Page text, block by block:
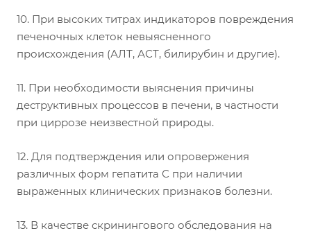
10. При высоких титрах индикаторов повреждения
печеночных клеток невыясненного
происхождения (АЛТ, АСТ, билирубин и другие).
11. При необходимости выяснения причины
деструктивных процессов в печени, в частности
при циррозе неизвестной природы.
12. Для подтверждения или опровержения
различных форм гепатита С при наличии
выраженных клинических признаков болезни.
13. В качестве скринингового обследования на